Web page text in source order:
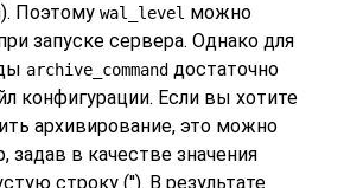
Поэтому wal_level можно
запуске сервера. Однако для
archive_command достаточно
конфигурации. Если вы хотите
архивирование, это можно
задав в качестве значения
строку (''). В результате